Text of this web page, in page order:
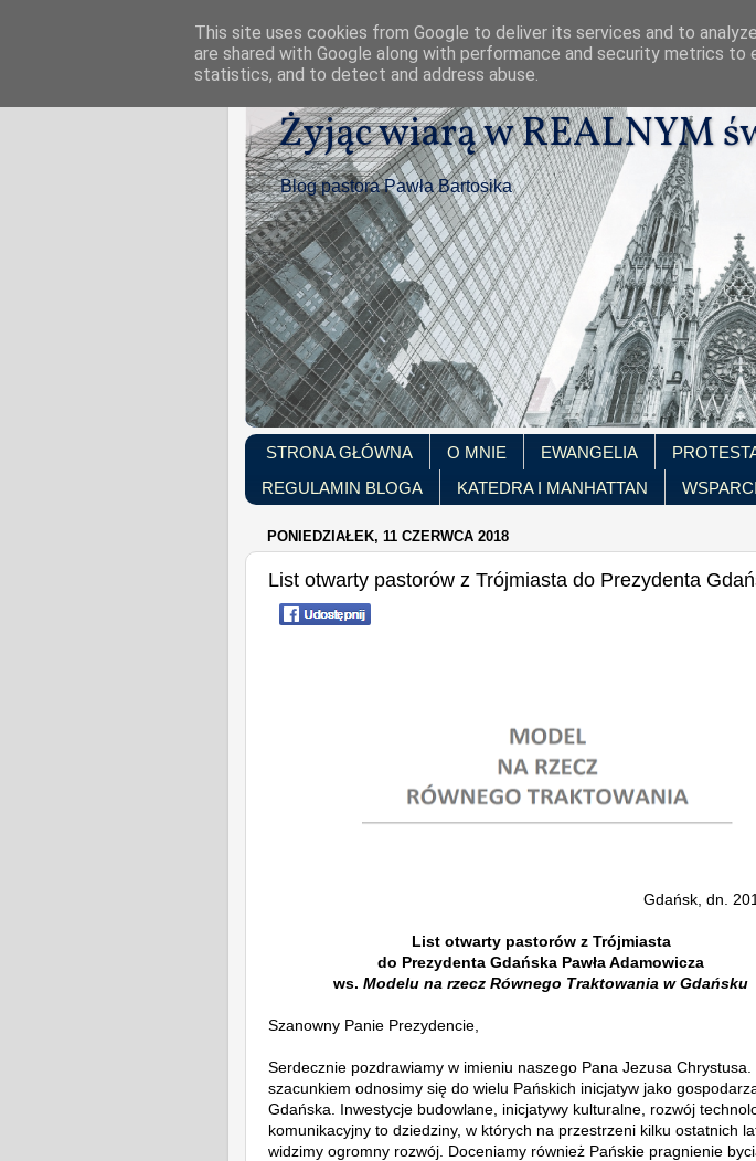
Żyjąc wiarą w REALNYM
Blog pastora Pawła Bartosika
STRONA GŁÓWNA O MNIE EWANGELIA
REGULAMIN BLOGA
KATEDRA I MANHATTAN
PONIEDZIAŁEK, 11 CZERWCA 2018
List otwarty pastorów z Trójmiasta do Prezydenta
Gdańsk, dn.
List otwarty pastorów z Trójmiasta
do Prezydenta Gdańska Pawła Adamowicza
ws. Modelu na rzecz Równego Traktowania w Gdańsku
Szanowny Panie Prezydencie,
Serdecznie pozdrawiamy w imieniu naszego Pana Jezusa Chrystusa.
szacunkiem odnosimy się do wielu Pańskich inicjatyw jako
Gdańska. Inwestycje budowlane, inicjatywy kulturalne, rozwój
komunikacyjny to dziedziny, w których na przestrzeni kilku ostatnich
widzimy ogromny rozwój. Doceniamy również Pańskie pragnienie
This site uses cookies from Google to deliver its services and to
are shared with Google along with performance and security metrics to
statistics, and to detect and address abuse.